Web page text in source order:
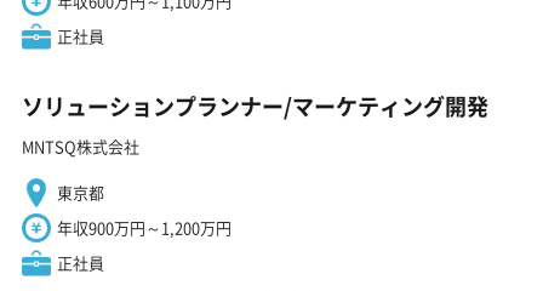
正社員
ソリューションプランナー/マーケティング開発
MNTSQ株式会社
東京都
年収900万円～1,200万円
正社員